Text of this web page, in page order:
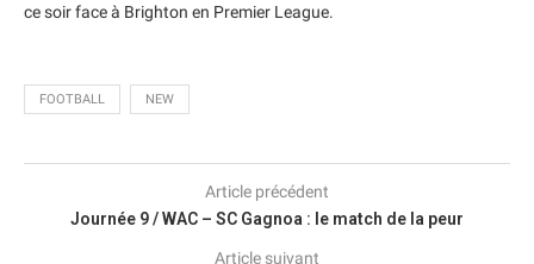
ce soir face à Brighton en Premier League.
FOOTBALL NEW
Article précédent
Journée 9 / WAC – SC Gagnoa : le match de la peur
Article suivant